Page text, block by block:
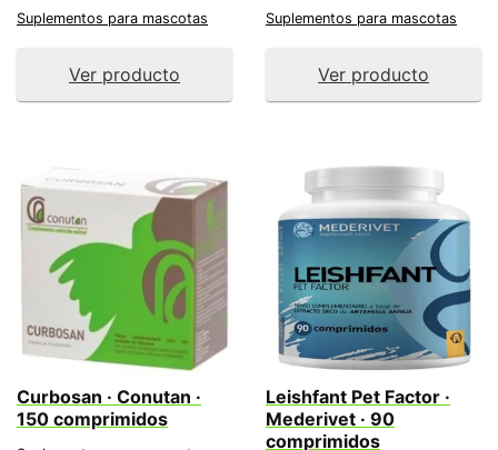
Suplementos para mascotas
Ver producto
Suplementos para mascotas
Ver producto
Curbosan · Conutan ·
150 comprimidos
Leishfant Pet Factor ·
Mederivet · 90
comprimidos